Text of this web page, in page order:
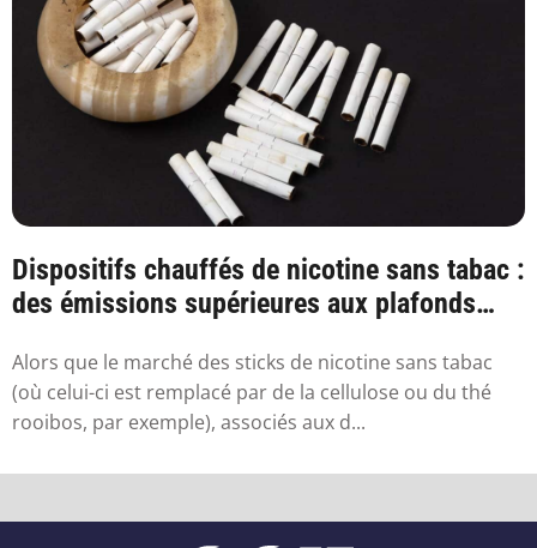
Dispositifs chauffés de nicotine sans tabac :
des émissions supérieures aux plafonds
Alors que le marché des sticks de nicotine sans tabac
(où celui-ci est remplacé par de la cellulose ou du thé
rooibos, par exemple), associés aux d...